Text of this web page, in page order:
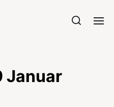
Januar